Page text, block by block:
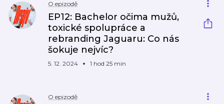
O epizodě
EP12: Bachelor očima mužů,
toxické spolupráce a
rebranding Jaguaru: Co nás
šokuje nejvíc?
5. 12. 2024 1 hod 25 min
O epizodě